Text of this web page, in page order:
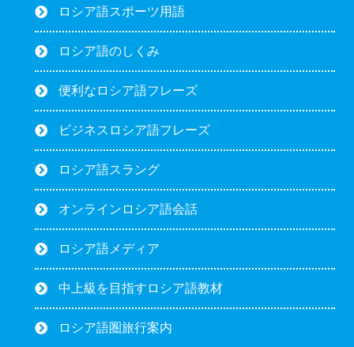
ロシア語スポーツ用語
ロシア語のしくみ
便利なロシア語フレーズ
ビジネスロシア語フレーズ
ロシア語スラング
オンラインロシア語会話
ロシア語メディア
中上級を目指すロシア語教材
ロシア語圏旅行案内